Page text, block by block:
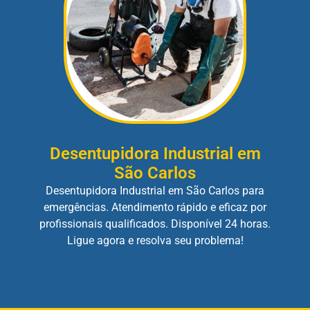
Desentupidora Industrial em
São Carlos
Desentupidora Industrial em São Carlos para
emergências. Atendimento rápido e eficaz por
profissionais qualificados. Disponível 24 horas.
Ligue agora e resolva seu problema!